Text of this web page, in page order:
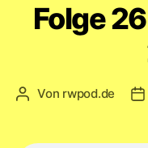
Folge
Beitragsautor
Von rwpod.de